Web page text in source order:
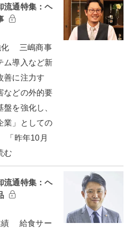
流通特集：ヘ
化 三嶋商事
ム導入など新
善に注力す
などの外的要
を強化し、
業」としての
「昨年10月
む
流通特集：ヘ
績 給食サー